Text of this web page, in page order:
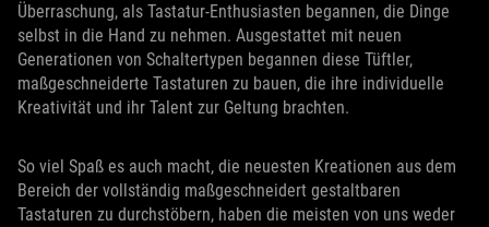
Überraschung, als Tastatur-Enthusiasten begannen, die Dinge
selbst in die Hand zu nehmen. Ausgestattet mit neuen
Generationen von Schaltertypen begannen diese Tüftler,
maßgeschneiderte Tastaturen zu bauen, die ihre individuelle
Kreativität und ihr Talent zur Geltung brachten.
So viel Spaß es auch macht, die neuesten Kreationen aus dem
Bereich der vollständig maßgeschneidert gestaltbaren
Tastaturen zu durchstöbern, haben die meisten von uns weder